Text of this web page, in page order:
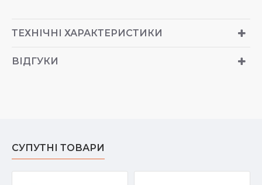
ТЕХНІЧНІ ХАРАКТЕРИСТИКИ
ВІДГУКИ
СУПУТНІ ТОВАРИ